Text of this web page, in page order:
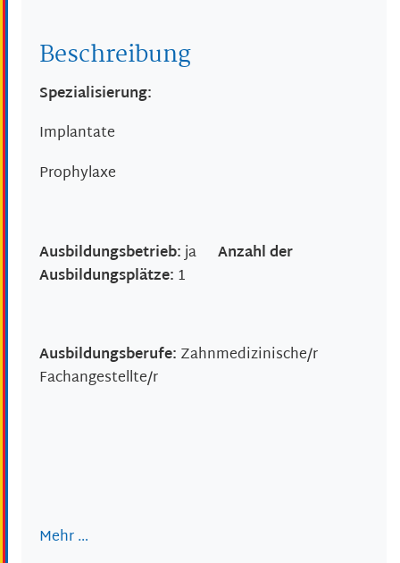
Beschreibung
Spezialisierung:
Implantate
Prophylaxe
Ausbildungsbetrieb:ja Anzahl der
Ausbildungsplätze: 1
Ausbildungsberufe: Zahnmedizinische/r
Fachangestellte/r
Mehr …